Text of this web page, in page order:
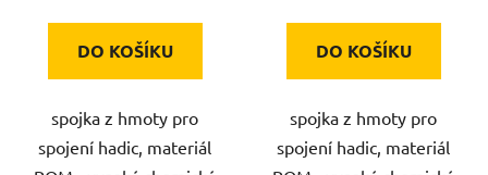
DO KOŠÍKU
spojka z hmoty pro
spojení hadic, materiál
DO KOŠÍKU
spojka z hmoty pro
spojení hadic, materiál